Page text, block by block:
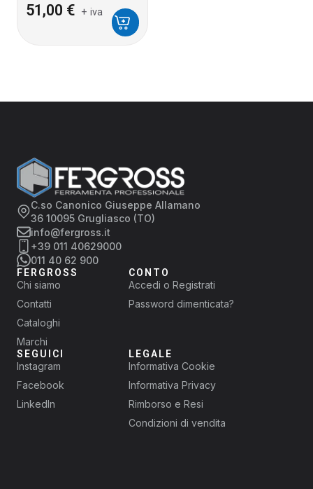
51,00 € + iva
C.so Canonico Giuseppe Allamano
36 10095 Grugliasco (TO)
info@fergross.it
+39 011 40629000
011 40 62 900
FERGROSS
Chi siamo
Contatti
Cataloghi
Marchi
CONTO
Accedi o Registrati
Password dimenticata?
SEGUICI
Instagram
Facebook
LinkedIn
LEGALE
Informativa Cookie
Informativa Privacy
Rimborso e Resi
Condizioni di vendita